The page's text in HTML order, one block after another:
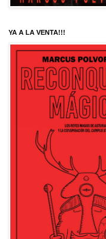
YA A LA VENTA!!!